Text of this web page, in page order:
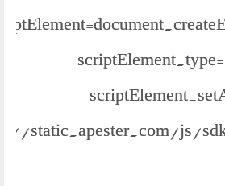
static.apester.com/js/